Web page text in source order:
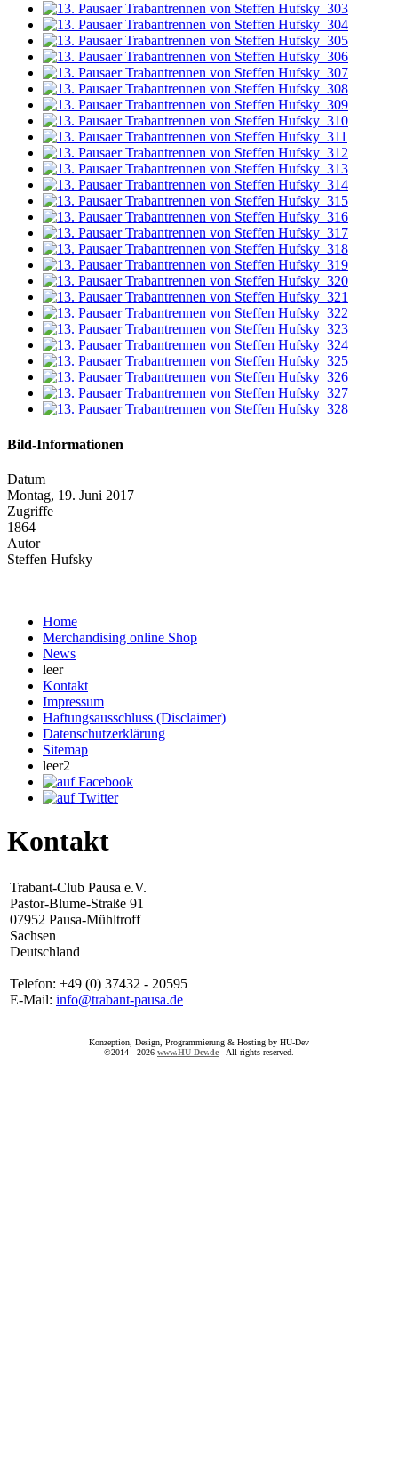
Bild-Informationen
Datum
Montag, 19. Juni 2017
Zugriffe
1864
Autor
Steffen Hufsky
Home
Merchandising online Shop
News
leer
Kontakt
Impressum
Haftungsausschluss (Disclaimer)
Datenschutzerklärung
Sitemap
leer2
Kontakt
Trabant-Club Pausa e.V.
Pastor-Blume-Straße 91
07952 Pausa-Mühltroff
Sachsen
Deutschland
Telefon: +49 (0) 37432 - 20595
E-Mail: info@trabant-pausa.de
Konzeption, Design, Programmierung & Hosting by HU-Dev
©2014 - 2026 www.HU-Dev.de - All rights reserved.